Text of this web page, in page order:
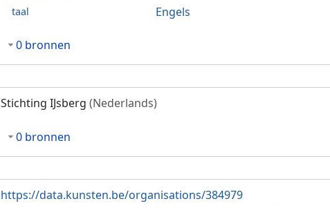
taal Engels
0 bronnen
Stichting IJsberg (Nederlands)
0 bronnen
https://data.kunsten.be/organisations/384979